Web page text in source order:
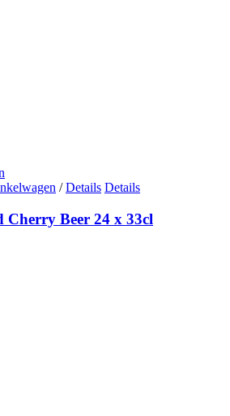
/ Details Details
Cherry Beer 24 x 33cl